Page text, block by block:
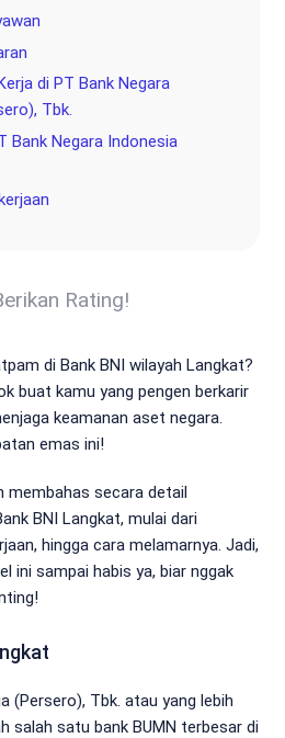
di PT Bank Negara
Tbk.
Bank Negara Indonesia
Rating!
di Bank BNI wilayah Langkat?
buat kamu yang pengen berkarir
keamanan aset negara.
emas ini!
membahas secara detail
BNI Langkat, mulai dari
hingga cara melamarnya. Jadi,
ini sampai habis ya, biar nggak
(Persero), Tbk. atau yang lebih
salah satu bank BUMN terbesar di